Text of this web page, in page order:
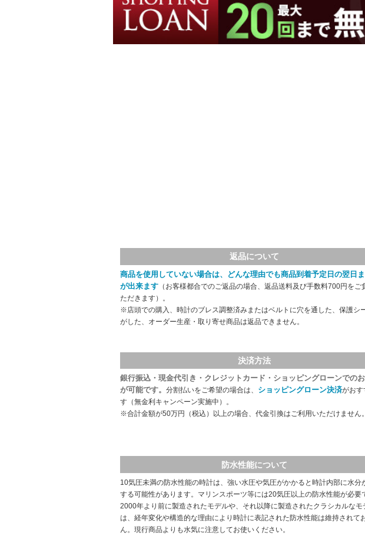
返品について
商品を使用していない場合は、どんな理由でも商品到着予定日の翌日
が出来ます （お客様都合でのご返品の場合、返品送料及び手数料700円をご
ただきます）。
※店頭での購入、時計のブレス調整済みまたはベルトに穴を通した、保護シ
がした、オーダー生産・取り寄せ商品は返品できません。
決済方法
銀行振込・現金代引き・クレジットカード・ショッピングローンでの
が可能です。 分割払いをご希望の場合は、 ショッピングローン決済がおす
す（無金利キャンペーン実施中）。
※合計金額が50万円（税込）以上の場合、代金引換はご利用いただけません。
防水性能について
10気圧未満の防水性能の時計は、強い水圧や気圧がかかると時計内部に水分
する可能性があります。マリンスポーツ等には20気圧以上の防水性能が必要
2000年より前に製造されたモデルや、それ以降に製造されたクラシカルなモ
は、経年変化や構造的な理由により時計に表記された防水性能は維持されて
ん。現行商品よりも水気に注意してお使いください。